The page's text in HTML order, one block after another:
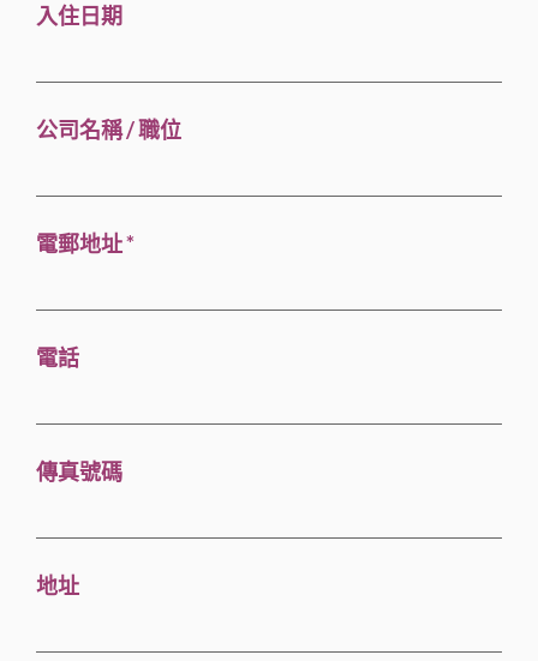
入住日期
公司名稱 / 職位
電郵地址 *
電話
傳真號碼
地址